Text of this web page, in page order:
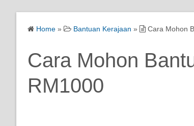
Home » Bantuan Kerajaan » Cara Mohon
Cara Mohon
RM1000